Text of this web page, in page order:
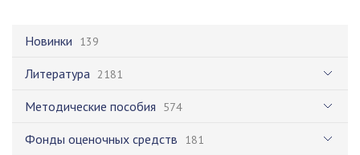
Новинки 139
Литература 2181
Методические пособия 574
Фонды оценочных средств 181